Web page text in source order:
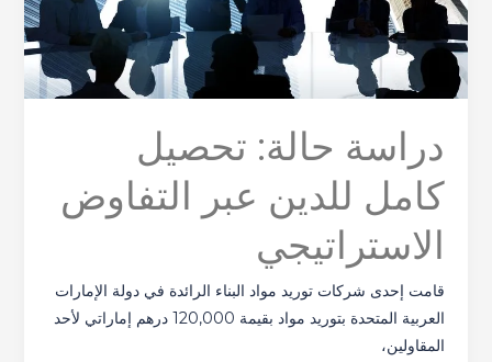
دراسة حالة: تحصيل
كامل للدين عبر التفاوض
الاستراتيجي
قامت إحدى شركات توريد مواد البناء الرائدة في دولة الإمارات
العربية المتحدة بتوريد مواد بقيمة 120,000 درهم إماراتي لأحد
المقاولين،